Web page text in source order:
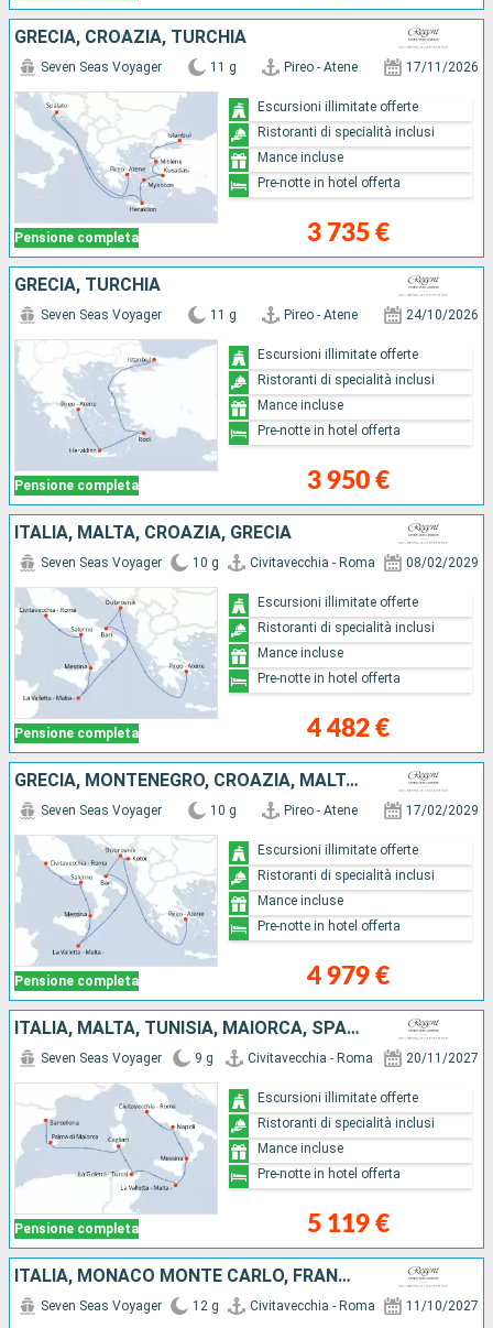
GRECIA, CROAZIA, TURCHIA
Pensione completa
Seven Seas Voyager 11 g Pireo - Atene 17/11/2026
3 735 €
Escursioni illimitate offerte
Ristoranti di specialità inclusi
Mance incluse
Pre-notte in hotel offerta
GRECIA, TURCHIA
Pensione completa
Seven Seas Voyager 11 g Pireo - Atene 24/10/2026
3 950 €
Escursioni illimitate offerte
Ristoranti di specialità inclusi
Mance incluse
Pre-notte in hotel offerta
ITALIA, MALTA, CROAZIA, GRECIA
Pensione completa
Seven Seas Voyager 10 g Civitavecchia - Roma 08/02/2029
4 482 €
Escursioni illimitate offerte
Ristoranti di specialità inclusi
Mance incluse
Pre-notte in hotel offerta
GRECIA, MONTENEGRO, CROAZIA, MALTA, ITALIA
Pensione completa
Seven Seas Voyager 10 g Pireo - Atene 17/02/2029
4 979 €
Escursioni illimitate offerte
Ristoranti di specialità inclusi
Mance incluse
Pre-notte in hotel offerta
ITALIA, MALTA, TUNISIA, MAIORCA, SPAGNA
Pensione completa
Seven Seas Voyager 9 g Civitavecchia - Roma 20/11/2027
5 119 €
Escursioni illimitate offerte
Ristoranti di specialità inclusi
Mance incluse
Pre-notte in hotel offerta
ITALIA, MONACO MONTE CARLO, FRANCIA, SPAGNA, MAIORCA
Seven Seas Voyager 12 g Civitavecchia - Roma 11/10/2027